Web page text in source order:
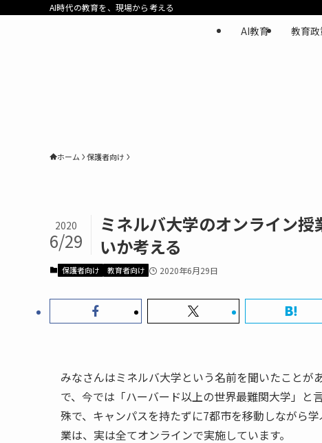
AI時代の教育を、現場から考える
AI教育 教育
ホーム 保護者向け
ミネルバ大学のオンライン
いか考える
2020
6/29
保護者向け 教育者向け 2020年6月29日
みなさんはミネルバ大学という名前を聞いたこと
で、今では「ハーバード以上の世界最難関大学」と
殊で、キャンパスを持たずに7都市を移動しながら
業は、実は全てオンラインで実施しています。